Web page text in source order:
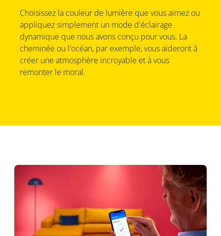
Choisissez la couleur de lumière que vous aimez ou
appliquez simplement un mode d'éclairage
dynamique que nous avons conçu pour vous. La
cheminée ou l'océan, par exemple, vous aideront à
créer une atmosphère incroyable et à vous
remonter le moral.